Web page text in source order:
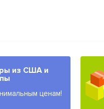
из США и
ценам!